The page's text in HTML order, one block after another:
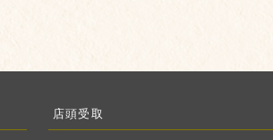
店頭受取